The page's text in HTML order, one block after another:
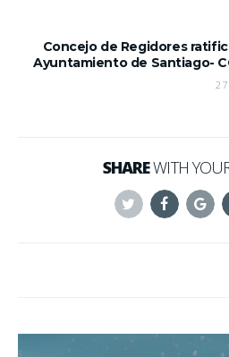
Concejo de Regidores
Ayuntamiento de Santiago-
SHAREWITH